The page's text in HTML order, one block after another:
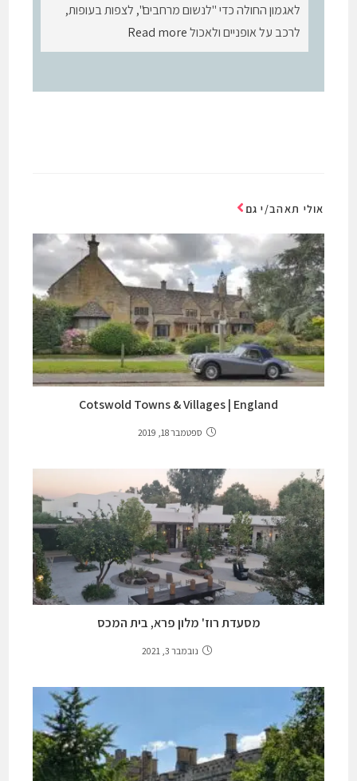
לאגמון החולה כדי "לנשום מרחבים", לצפות בעופות,
לרכב על אופניים ולאכולRead more
אולי תאהב/י גם
Cotswold Towns & Villages | England
ספטמבר 18, 2019
מסעדת רוז' מלון פרא, בית המכס
נובמבר 3, 2021